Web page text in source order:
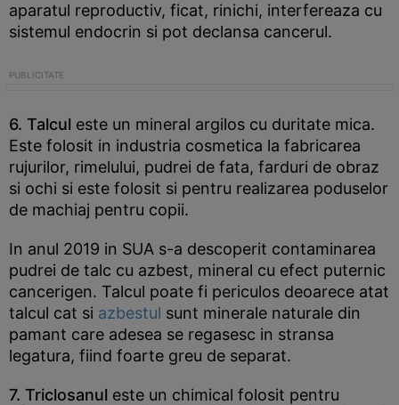
aparatul reproductiv, ficat, rinichi, interfereaza cu
sistemul endocrin si pot declansa cancerul.
6. Talcul este un mineral argilos cu duritate mica.
Este folosit in industria cosmetica la fabricarea
rujurilor, rimelului, pudrei de fata, farduri de obraz
si ochi si este folosit si pentru realizarea poduselor
de machiaj pentru copii.
In anul 2019 in SUA s-a descoperit contaminarea
pudrei de talc cu azbest, mineral cu efect puternic
cancerigen. Talcul poate fi periculos deoarece atat
talcul cat si azbestul sunt minerale naturale din
pamant care adesea se regasesc in stransa
legatura, fiind foarte greu de separat.
7. Triclosanul este un chimical folosit pentru